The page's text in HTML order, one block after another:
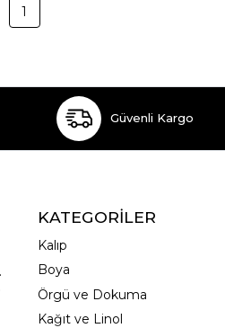
1
Güvenli Kargo
KATEGORİLER
Kalıp
Boya
Örgü ve Dokuma
Kağıt ve Linol